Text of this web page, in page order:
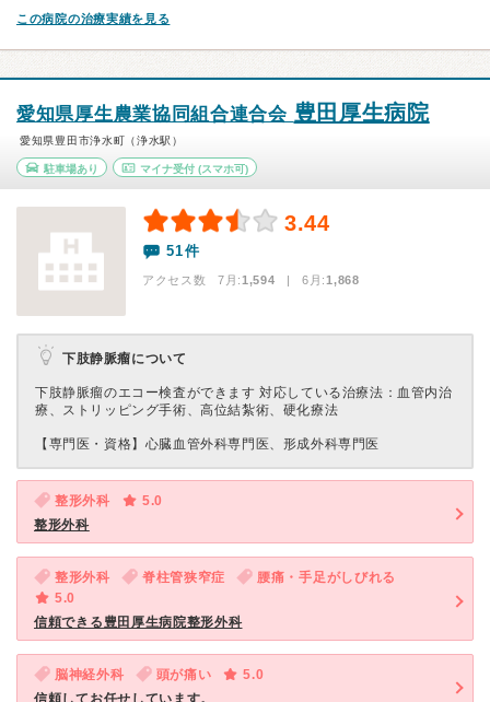
この病院の治療実績を見る
愛知県厚生農業協同組合連合会 豊田厚生病院
愛知県豊田市浄水町（浄水駅）
駐車場あり マイナ受付(スマホ可)
3.44
51件
アクセス数 7月:1,594 | 6月:1,868
下肢静脈瘤について
下肢静脈瘤のエコー検査ができます 対応している治療法：血管内治
療、ストリッピング手術、高位結紮術、硬化療法
【専門医・資格】 心臓血管外科専門医、形成外科専門医
整形外科
5.0
整形外科
整形外科 脊柱管狭窄症
腰痛・手足がしびれる
5.0
信頼できる豊田厚生病院整形外科
脳神経外科 頭が痛い
5.0
信頼してお任せしています。